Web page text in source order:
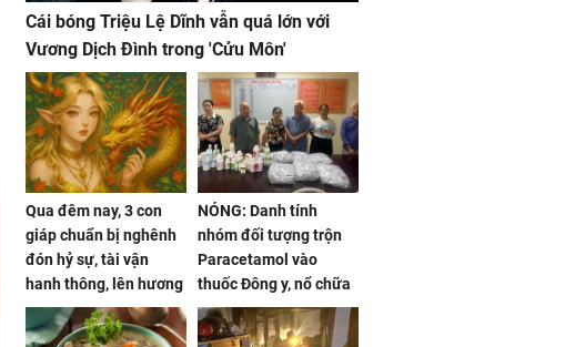
Cái bóng Triệu Lệ Dĩnh vẫn quá lớn với
Vương Dịch Đình trong 'Cửu Môn'
Qua đêm nay, 3 con
giáp chuẩn bị nghênh
đón hỷ sự, tài vận
hanh thông, lên hương
hóa Rồng hóa Phượng,
gom hết may mắn về
NÓNG: Danh tính
nhóm đối tượng trộn
Paracetamol vào
thuốc Đông y, nổ chữa
bách bệnh